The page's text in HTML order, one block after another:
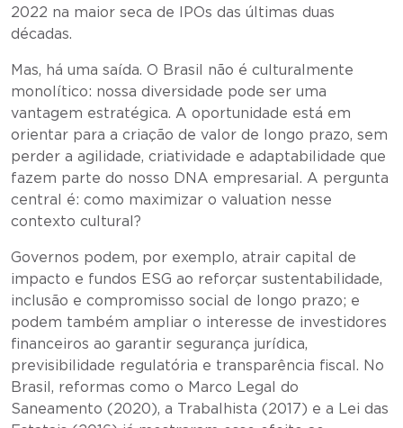
2022 na maior seca de IPOs das últimas duas
décadas.
Mas, há uma saída. O Brasil não é culturalmente
monolítico: nossa diversidade pode ser uma
vantagem estratégica. A oportunidade está em
orientar para a criação de valor de longo prazo, sem
perder a agilidade, criatividade e adaptabilidade que
fazem parte do nosso DNA empresarial. A pergunta
central é: como maximizar o valuation nesse
contexto cultural?
Governos podem, por exemplo, atrair capital de
impacto e fundos ESG ao reforçar sustentabilidade,
inclusão e compromisso social de longo prazo; e
podem também ampliar o interesse de investidores
financeiros ao garantir segurança jurídica,
previsibilidade regulatória e transparência fiscal. No
Brasil, reformas como o Marco Legal do
Saneamento (2020), a Trabalhista (2017) e a Lei das